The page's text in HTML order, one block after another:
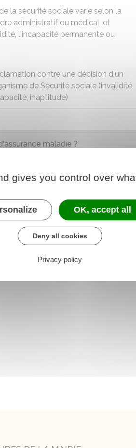
la sécurité sociale varie selon la
administratif ou médical, et
l'incapacité permanente ou
contre une décision d'un
de Sécurité sociale (invalidité,
inaptitude)
maladie ?
gives you control over
OK, accept all
Deny all cookies
Privacy policy